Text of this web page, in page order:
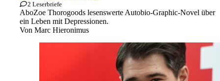
2 Leserbriefe
AboZoe Thorogoods lesenswerte Autobio-Graphic-Novel über
ein Leben mit Depressionen.
Von Marc Hieronimus